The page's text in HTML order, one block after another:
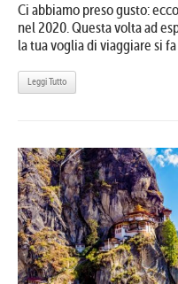
Ci abbiamo preso gusto:
nel 2020. Questa volta ad
la tua voglia di viaggiare si fa
Leggi Tutto